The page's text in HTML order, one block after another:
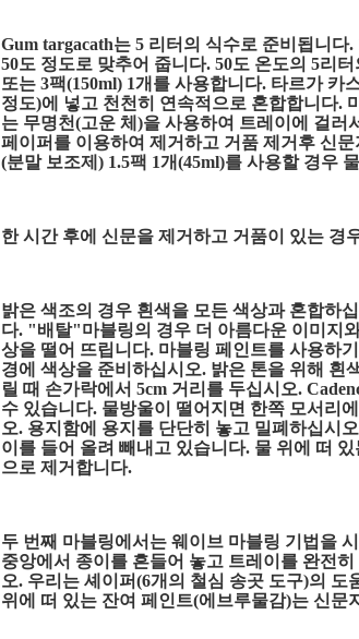
Gum targacath는 5 리터의 식수로 준비됩니
50도 정도로 맞추어 줍니다. 50도 온도의 5리
또는 3팩(150ml) 1개를 사용합니다. 타르가 카
정도)에 넣고 천천히 연속적으로 혼합합니다.
는 무명천(고운 체)을 사용하여 트레이에 걸
페이퍼를 이용하여 제거하고 거품 제거후 신
(분말 보조제) 1.5팩 1개(45ml)를 사용할 경우
한 시간 후에 신문을 제거하고 거품이 있는 경
밝은 색조의 경우 흰색을 모든 색상과 혼합하
다. "배탈"마블링의 경우 더 아름다운 이미지
상을 떨어 뜨립니다. 마블링 페인트를 사용하
경에 색상을 준비하십시오. 밝은 톤을 위해 흰
릴 때 손가락에서 5cm 거리를 두십시오.
수 있습니다. 물방울이 떨어지면 한쪽 모서리
오. 용지함에 용지를 단단히 놓고 밀폐하십시
이를 들어 올려 빼내고 있습니다. 물 위에 떠
으로 제거합니다.
두 번째 마블링에서는 웨이브 마블링 기법을
중앙에서 종이를 흔들어 놓고 트레이를 완전
오. 우리는 셰이퍼(6개의 철심 송곳 도구)의
위에 떠 있는 잔여 페인트(에브루물감)는 신문